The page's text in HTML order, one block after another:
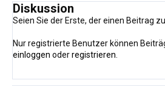
Diskussion
Seien Sie der Erste, der einen Beitrag
Nur registrierte Benutzer können
einloggen oderregistrieren